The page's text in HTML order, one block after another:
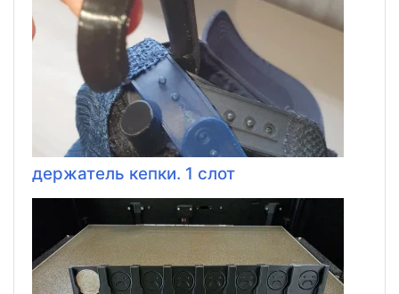
держатель кепки. 1 слот